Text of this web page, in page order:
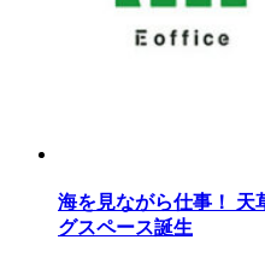
海を見ながら仕事！ 天
グスペース誕生